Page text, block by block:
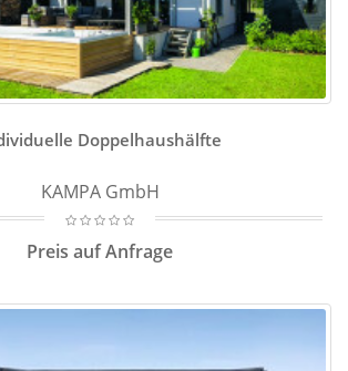
Doppelhaushälfte
KAMPA GmbH
Preis auf Anfrage